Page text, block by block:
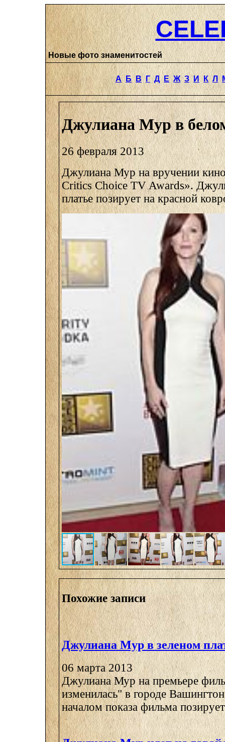
Новые фото знаменитостей
А Б В Г Д Е Ж З И К Л
Джулиана Мур в
26 февраля 2013
Джулиана Мур на вручении
Critics Choice TV Awards».
платье позирует на красной
Похожие записи
Джулиана Мур в зеленом
06 марта 2013
Джулиана Мур на премьере
изменилась" в городе
началом показа фильма